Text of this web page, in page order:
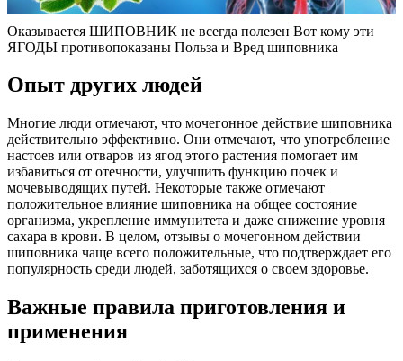
Оказывается ШИПОВНИК не всегда полезен Вот кому эти
ЯГОДЫ противопоказаны Польза и Вред шиповника
Опыт других людей
Многие люди отмечают, что мочегонное действие шиповника
действительно эффективно. Они отмечают, что употребление
настоев или отваров из ягод этого растения помогает им
избавиться от отечности, улучшить функцию почек и
мочевыводящих путей. Некоторые также отмечают
положительное влияние шиповника на общее состояние
организма, укрепление иммунитета и даже снижение уровня
сахара в крови. В целом, отзывы о мочегонном действии
шиповника чаще всего положительные, что подтверждает его
популярность среди людей, заботящихся о своем здоровье.
Важные правила приготовления и
применения